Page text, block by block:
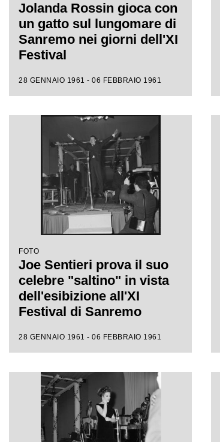
Jolanda Rossin gioca con
un gatto sul lungomare di
Sanremo nei giorni dell'XI
Festival
28 GENNAIO 1961 - 06 FEBBRAIO 1961
FOTO
Joe Sentieri prova il suo
celebre "saltino" in vista
dell'esibizione all'XI
Festival di Sanremo
28 GENNAIO 1961 - 06 FEBBRAIO 1961